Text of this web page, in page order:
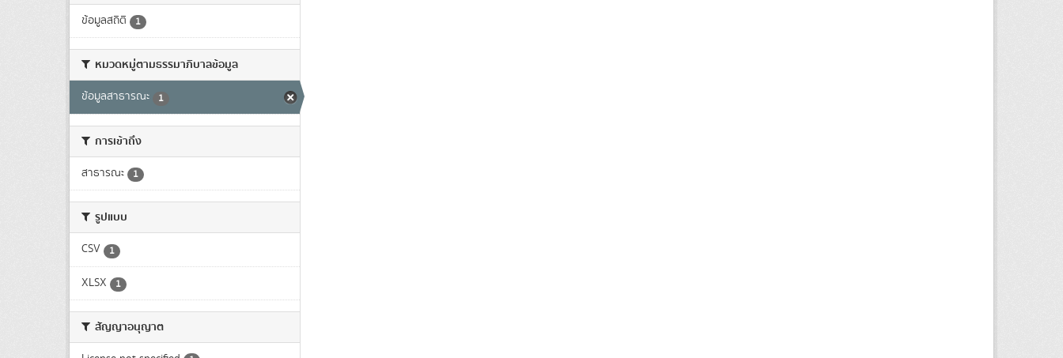
ข้อมูลสถิติ 1
หมวดหมู่ตามธรรมาภิบาลข้อมูล
ข้อมูลสาธารณะ 1
การเข้าถึง
สาธารณะ 1
รูปแบบ
CSV 1
XLSX 1
สัญญาอนุญาต